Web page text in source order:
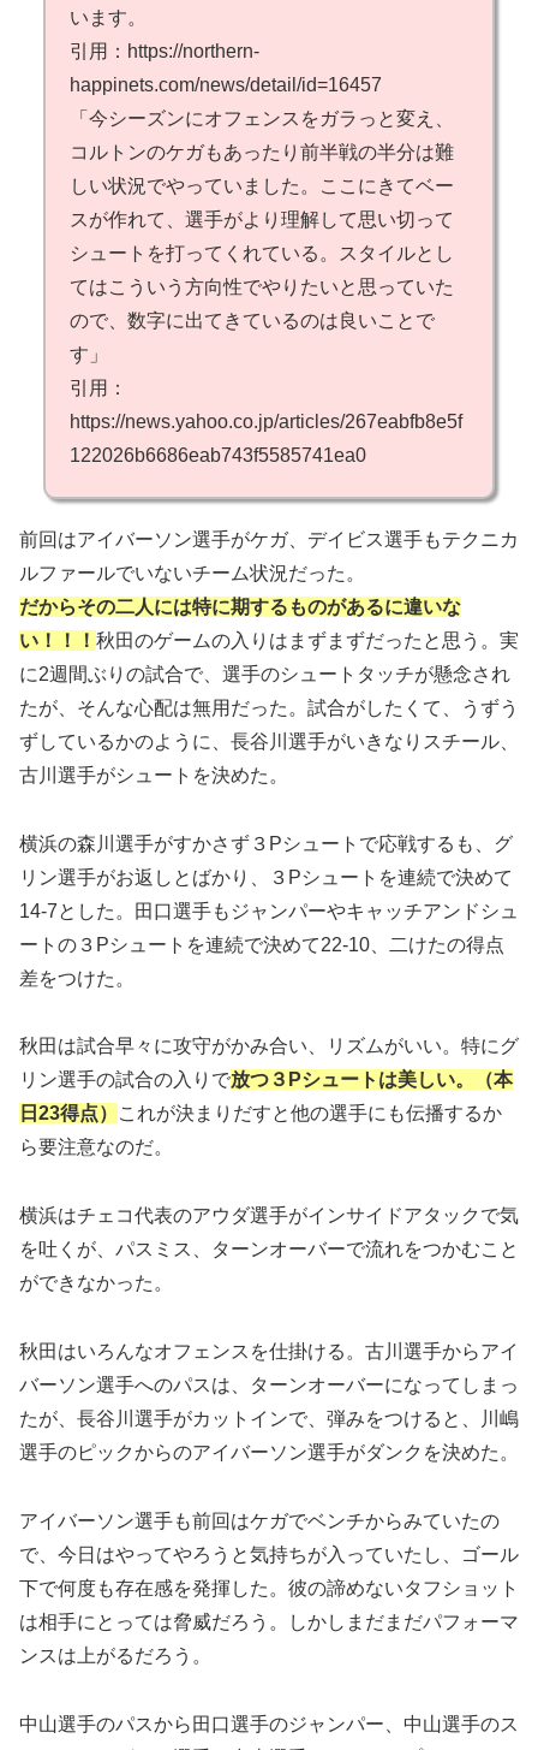
います。
引用：https://northern-
happinets.com/news/detail/id=16457
「今シーズンにオフェンスをガラっと変え、
コルトンのケガもあったり前半戦の半分は難
しい状況でやっていました。ここにきてベー
スが作れて、選手がより理解して思い切って
シュートを打ってくれている。スタイルとし
てはこういう方向性でやりたいと思っていた
ので、数字に出てきているのは良いことで
す」
引用：
https://news.yahoo.co.jp/articles/267eabfb8e5f
122026b6686eab743f5585741ea0
前回はアイバーソン選手がケガ、デイビス選手もテクニカ
ルファールでいないチーム状況だった。
だからその二人には特に期するものがあるに違いな
い！！！ 秋田のゲームの入りはまずまずだったと思う。実
に2週間ぶりの試合で、選手のシュートタッチが懸念され
たが、そんな心配は無用だった。試合がしたくて、うずう
ずしているかのように、長谷川選手がいきなりスチール、
古川選手がシュートを決めた。
横浜の森川選手がすかさず３Pシュートで応戦するも、グ
リン選手がお返しとばかり、３Pシュートを連続で決めて
14-7とした。田口選手もジャンパーやキャッチアンドシュ
ートの３Pシュートを連続で決めて22-10、二けたの得点
差をつけた。
秋田は試合早々に攻守がかみ合い、リズムがいい。特にグ
リン選手の試合の入りで放つ３Pシュートは美しい。（本
日23得点）
これが決まりだすと他の選手にも伝播するか
ら要注意なのだ。
横浜はチェコ代表のアウダ選手がインサイドアタックで気
を吐くが、パスミス、ターンオーバーで流れをつかむこと
ができなかった。
秋田はいろんなオフェンスを仕掛ける。古川選手からアイ
バーソン選手へのパスは、ターンオーバーになってしまっ
たが、長谷川選手がカットインで、弾みをつけると、川嶋
選手のピックからのアイバーソン選手がダンクを決めた。
アイバーソン選手も前回はケガでベンチからみていたの
で、今日はやってやろうと気持ちが入っていたし、ゴール
下で何度も存在感を発揮した。彼の諦めないタフショット
は相手にとっては脅威だろう。しかしまだまだパフォーマ
ンスは上がるだろう。
中山選手のパスから田口選手のジャンパー、中山選手のス